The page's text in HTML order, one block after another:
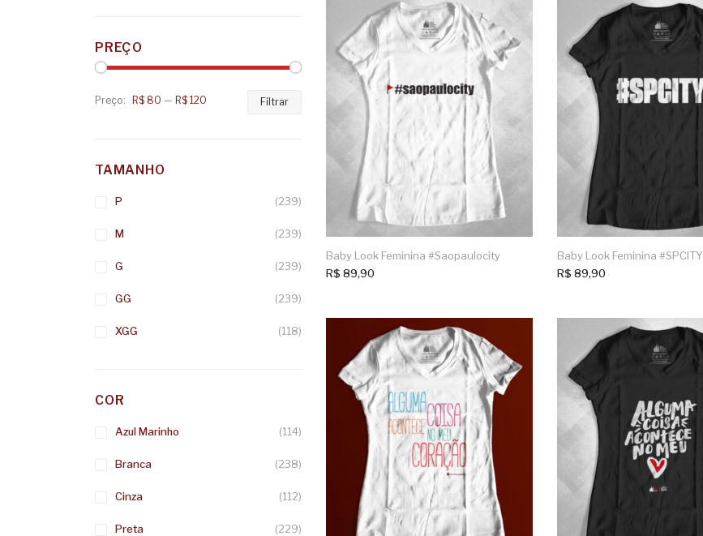
PREÇO
Filtrar
Preço: R$ 80 — R$ 120
TAMANHO
P (239)
M (239)
G (239)
GG (239)
XGG (118)
COR
Azul Marinho (114)
Branca (238)
Cinza (112)
Preta (229)
Baby Look Feminina #saopaulocity
R$ 89,90
Baby Look Feminina #SPCITY
R$ 89,90